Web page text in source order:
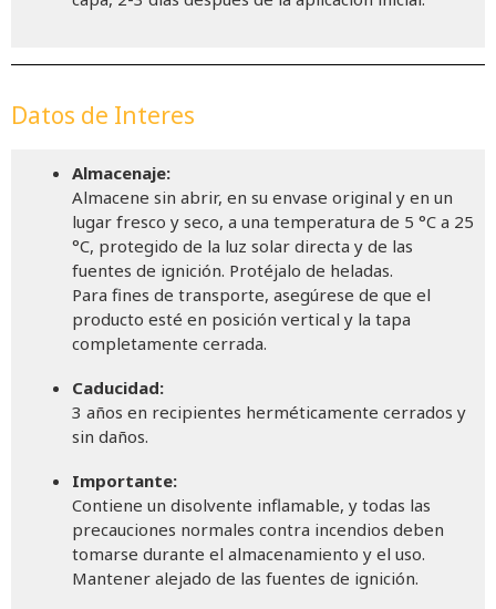
Datos de Interes
Almacenaje:
Almacene sin abrir, en su envase original y en un
lugar fresco y seco, a una temperatura de 5 °C a 25
°C, protegido de la luz solar directa y de las
fuentes de ignición. Protéjalo de heladas.
Para fines de transporte, asegúrese de que el
producto esté en posición vertical y la tapa
completamente cerrada.
Caducidad:
3 años en recipientes herméticamente cerrados y
sin daños.
Importante:
Contiene un disolvente inflamable, y todas las
precauciones normales contra incendios deben
tomarse durante el almacenamiento y el uso.
Mantener alejado de las fuentes de ignición.